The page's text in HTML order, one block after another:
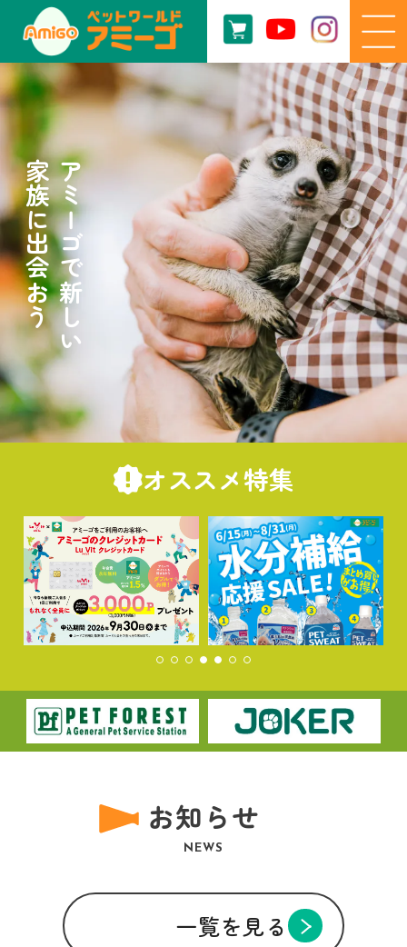
アミーゴで新しい
家族に出会おう アミーゴで新しい
家族に出会おう
オススメ特集
お知らせ
NEWS
一覧を見る